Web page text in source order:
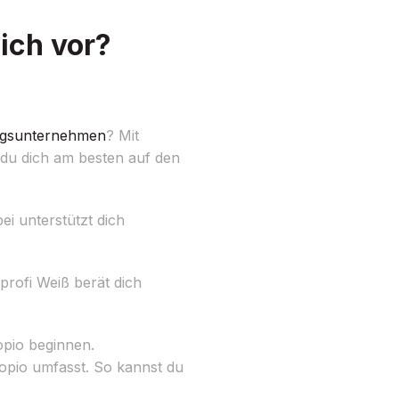
vor?
? Mit
dich am besten auf den
unterstützt dich
Weiß berät dich
beginnen.
umfasst. So kannst du